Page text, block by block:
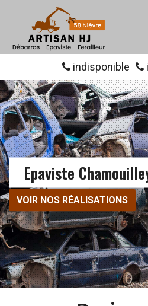
indisponible
Epaviste
VOIR NOS RÉALISATIONS